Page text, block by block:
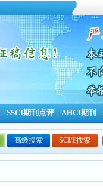
SSCI期刊点评 AHCI期刊
高级搜索 SCI/E搜索